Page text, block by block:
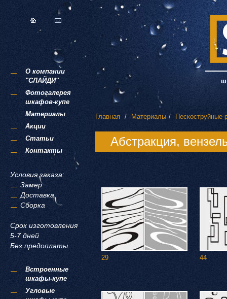
О компании
"СЛАЙДИ"
Фотогалерея
шкафов-купе
Материалы
Акции
Статьи
Контакты
Условия заказа:
Замер
Доставка
Сборка
Срок изготовления
5-7 дней
Без предоплаты
Встроенные
шкафы-купе
Угловые
Главная Материалы Пескоструйные
Абстракция,
29 44